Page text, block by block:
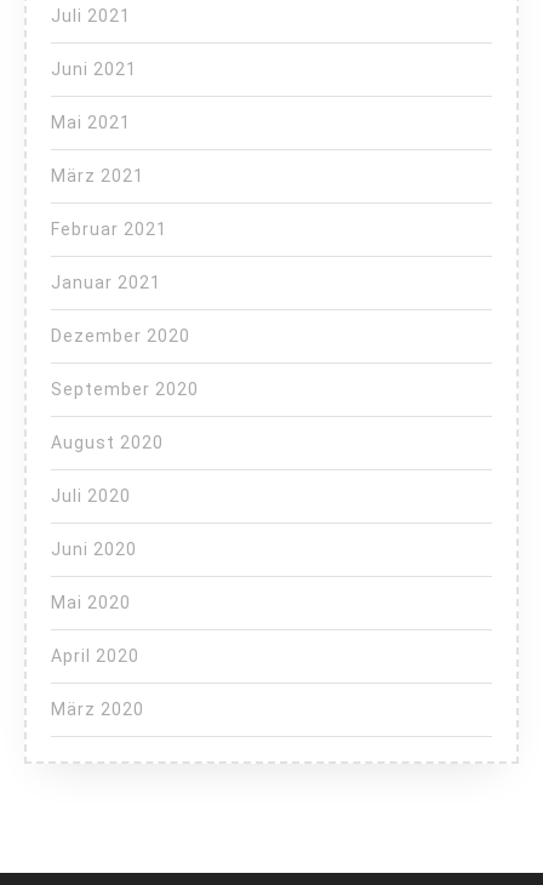
Juli 2021
Juni 2021
Mai 2021
März 2021
Februar 2021
Januar 2021
Dezember 2020
September 2020
August 2020
Juli 2020
Juni 2020
Mai 2020
April 2020
März 2020